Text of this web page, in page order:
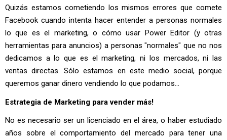
Quizás estamos cometiendo los mismos errores que comete
Facebook cuando intenta hacer entender a personas normales
lo que es el marketing, o cómo usar Power Editor (y otras
herramientas para anuncios) a personas "normales" que no nos
dedicamos a lo que es el marketing, ni los mercados, ni las
ventas directas. Sólo estamos en este medio social, porque
queremos ganar dinero vendiendo lo que podamos...
Estrategia de Marketing para vender más!
No es necesario ser un licenciado en el área, o haber estudiado
años sobre el comportamiento del mercado para tener una